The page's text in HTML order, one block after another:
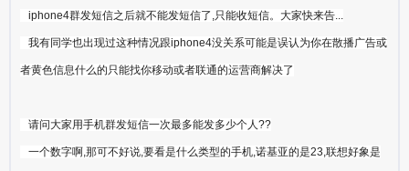
iphone4群发短信之后就不能发短信了,只能收短信。大家快来告...
我有同学也出现过这种情况跟iphone4没关系可能是误认为你在散播广告或
者黄色信息什么的只能找你移动或者联通的运营商解决了
请问大家用手机群发短信一次最多能发多少个人??
一个数字啊,那可不好说,要看是什么类型的手机,诺基亚的是23,联想好象是